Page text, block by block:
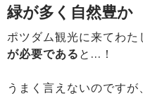
緑が多く自然豊か
ポツダム観光に来てわた
が必要であると…！
うまく言えないのです